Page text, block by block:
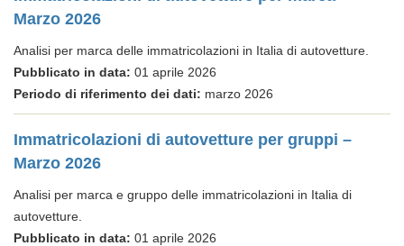
Marzo 2026
Analisi per marca delle immatricolazioni in Italia di autovetture.
Pubblicato in data: 01 aprile 2026
Periodo di riferimento dei dati: marzo 2026
Immatricolazioni di autovetture per gruppi –
Marzo 2026
Analisi per marca e gruppo delle immatricolazioni in Italia di
autovetture.
Pubblicato in data: 01 aprile 2026